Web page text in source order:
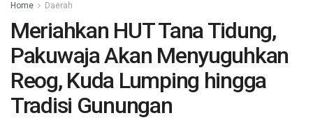
Home Daerah
Meriahkan HUT Tana Tidung,
Pakuwaja Akan Menyuguhkan
Reog, Kuda Lumping hingga
Tradisi Gunungan